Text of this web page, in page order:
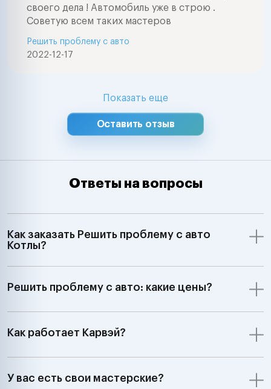
своего дела ! Автомобиль уже в строю .
Советую всем таких мастеров
2022-12-17
Решить проблему с авто
Показать еще
Оставить отзыв
Ответы на вопросы
Как заказать Решить проблему с авто
Котлы?
Решить проблему с авто: какие цены?
Как работает Карвэй?
У вас есть свои мастерские?